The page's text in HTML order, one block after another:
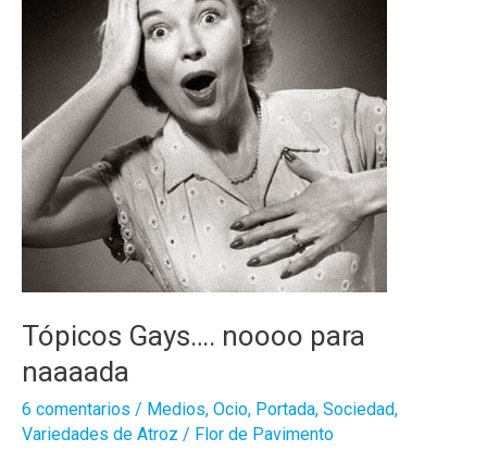
Tópicos Gays…. noooo para
naaaada
6 comentarios / Medios, Ocio, Portada, Sociedad,
Variedades de Atroz / Flor de Pavimento